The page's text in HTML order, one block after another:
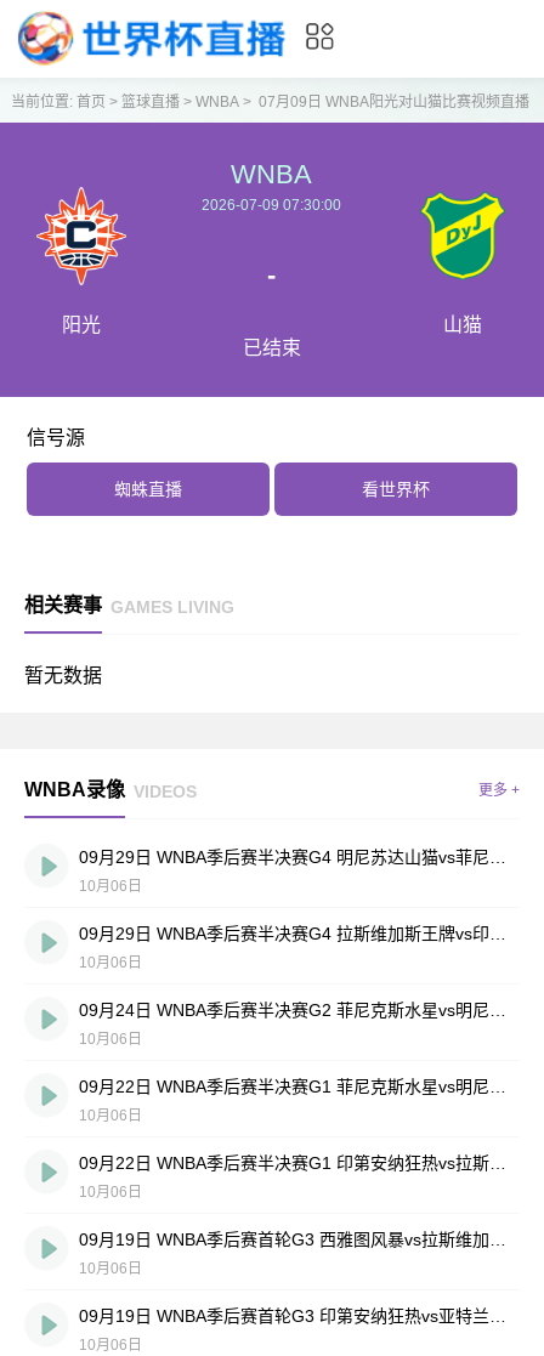
当前位置: 首页 > 篮球直播> WNBA> 07月09日 WNBA阳光对山猫比赛视频直播
阳光
WNBA
2026-07-09 07:30:00
-
已结束
山猫
信号源
蜘蛛直播 看世界杯
相关赛事 GAMES LIVING
暂无数据
WNBA录像 VIDEOS 更多 +
10月06日
10月06日
10月06日
10月06日
10月06日
10月06日
10月06日